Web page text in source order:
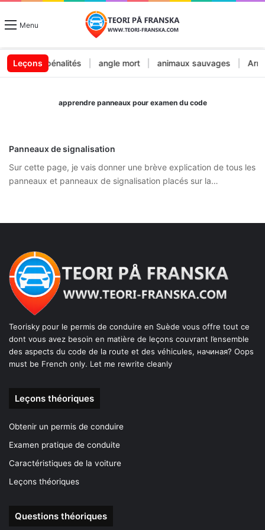
Menu
Leçonset pénalités | angle mort | animaux sauvages |
apprendre panneaux pour examen du code
Panneaux de signalisation
Sur cette page, je vais donner une brève explication de tous les
panneaux et panneaux de signalisation placés sur la…
Teorisky pour le permis de conduire en Suède vous offre tout ce
dont vous avez besoin en matière de leçons couvrant l’ensemble
des aspects du code de la route et des véhicules, начиная? Oops
must be French only. Let me rewrite cleanly
Leçons théoriques
Obtenir un permis de conduire
Examen pratique de conduite
Caractéristiques de la voiture
Leçons théoriques
Questions théoriques